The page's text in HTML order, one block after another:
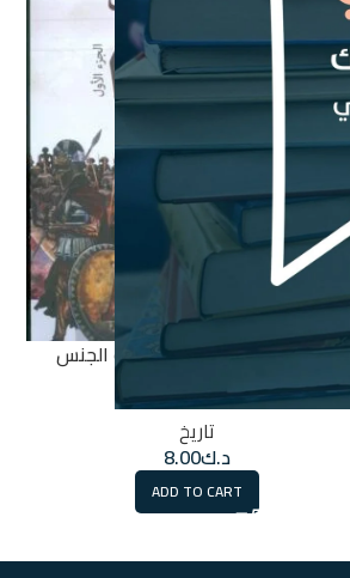
تاريخ شعبي للعالم كما صنعه الجنس
تاريخ
د.ك8.00
ADD TO CART